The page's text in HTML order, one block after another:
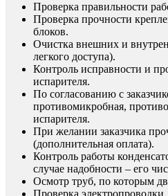
Проверка правильности
Проверка прочности
блоков.
Очистка внешних и
легкого доступа).
Контроль исправности и
испарителя.
По согласованию с
противомикробная,
испарителя.
При желании заказчика
(дополнительная оплата).
Контроль работы
случае надобности – его
Осмотр труб, по которым